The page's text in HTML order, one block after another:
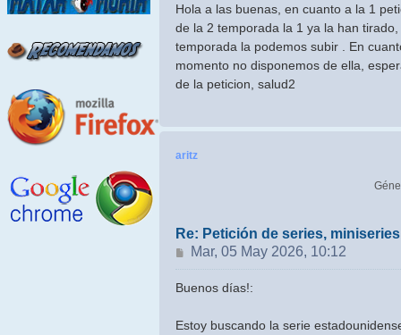
Hola a las buenas, en cuanto a la 1
de la 2 temporada la 1 ya la han
temporada la podemos subir . En
momento no disponemos de ella,
de la peticion, salud2
aritz
Re: Petición de series,
Mensaje
Mar, 05 May 2026, 10:12
Buenos días!:
Estoy buscando la serie